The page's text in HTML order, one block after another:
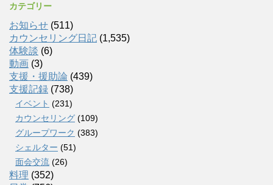
カテゴリー
お知らせ (511)
カウンセリング日記 (1,535)
体験談 (6)
動画 (3)
支援・援助論 (439)
支援記録 (738)
イベント (231)
カウンセリング (109)
グループワーク (383)
シェルター (51)
面会交流 (26)
料理 (352)